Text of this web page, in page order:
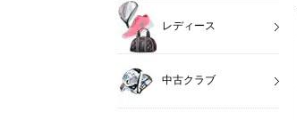
レディース
中古クラブ